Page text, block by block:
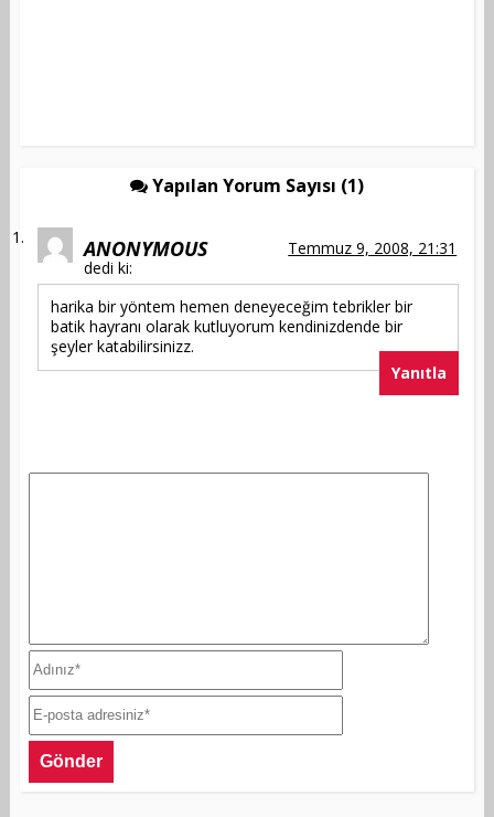
Yapılan Yorum Sayısı (1)
ANONYMOUS
dedi ki:
Temmuz 9, 2008, 21:31
harika bir yöntem hemen deneyeceğim tebrikler bir
batik hayranı olarak kutluyorum kendinizdende bir
şeyler katabilirsinizz.
Yanıtla